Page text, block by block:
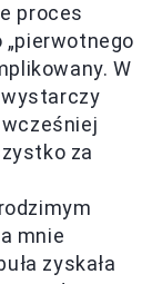
proces
W
wystarczy
za
mnie
zyskała